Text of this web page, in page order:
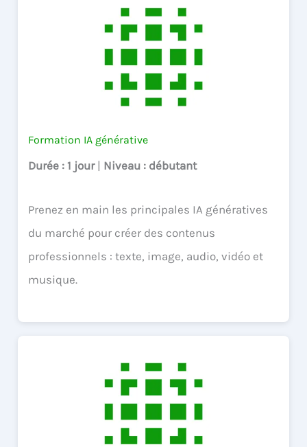
Formation IA générative
Durée : 1 jour | Niveau : débutant
Prenez en main les principales IA génératives
du marché pour créer des contenus
professionnels : texte, image, audio, vidéo et
musique.